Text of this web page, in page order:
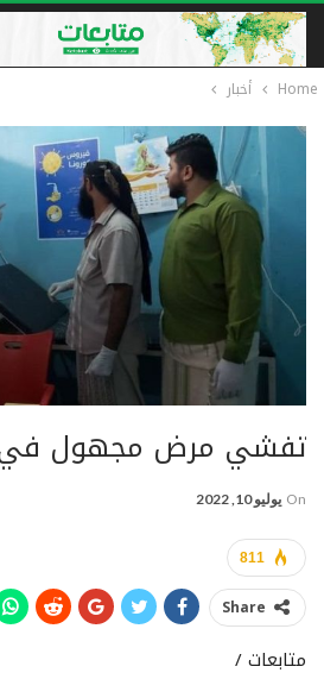
Home أخبار
تفشي مرض مجهول
On يوليو 10, 2022
811
Share
متابعات /